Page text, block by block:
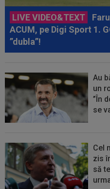
LIVE VIDEO&TEXT
ACUM, pe Digi Sport 1.
”dubla”!
Au
un
”În
se
Cel
zis
să